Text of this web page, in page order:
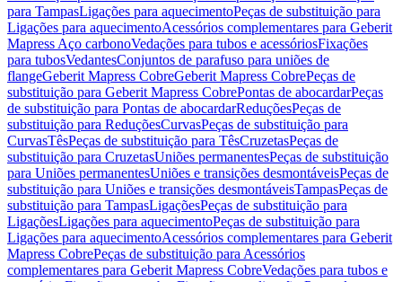
para TampasLigações para aquecimentoPeças de substituição para
Ligações para aquecimentoAcessórios complementares para Geberit
Mapress Aço carbonoVedações para tubos e acessóriosFixações
para tubosVedantesConjuntos de parafuso para uniões de
flangeGeberit Mapress CobreGeberit Mapress CobrePeças de
substituição para Geberit Mapress CobrePontas de abocardarPeças
de substituição para Pontas de abocardarReduçõesPeças de
substituição para ReduçõesCurvasPeças de substituição para
CurvasTêsPeças de substituição para TêsCruzetasPeças de
substituição para CruzetasUniões permanentesPeças de substituição
para Uniões permanentesUniões e transições desmontáveisPeças de
substituição para Uniões e transições desmontáveisTampasPeças de
substituição para TampasLigaçõesPeças de substituição para
LigaçõesLigações para aquecimentoPeças de substituição para
Ligações para aquecimentoAcessórios complementares para Geberit
Mapress CobrePeças de substituição para Acessórios
complementares para Geberit Mapress CobreVedações para tubos e